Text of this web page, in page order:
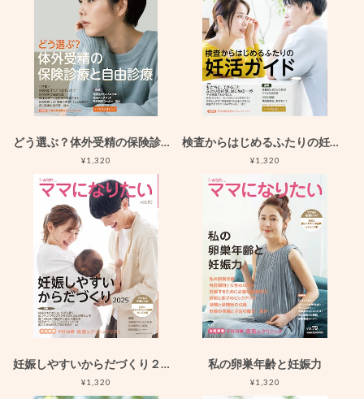
どう選ぶ？体外受精の保険診療と自由診療
¥1,320
検査からはじめるふたりの妊活ガイド
¥1,320
妊娠しやすいからだづくり２０２５
¥1,320
私の卵巣年齢と妊娠力
¥1,320